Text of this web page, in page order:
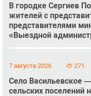
В городке Сергиев
жителей с
представителями
«Выездной
7 августа 2026 271
Село Васильевское
сельских поселений